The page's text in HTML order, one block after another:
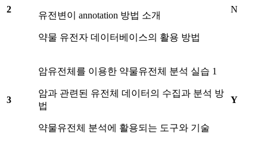
2
유전변이 annotation 방법 소개
약물 유전자 데이터베이스의 활용 방법
N
3
암유전체를 이용한 약물유전체 분석 실습 1
암과 관련된 유전체 데이터의 수집과 분석 방
법
약물유전체 분석에 활용되는 도구와 기술
Y